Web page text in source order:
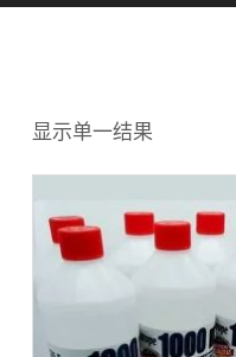
显示单一结果